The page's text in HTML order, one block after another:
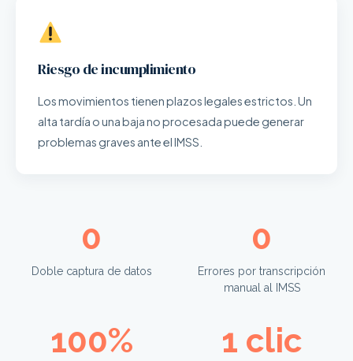
Riesgo de incumplimiento
Los movimientos tienen plazos legales estrictos. Un
alta tardía o una baja no procesada puede generar
problemas graves ante el IMSS.
0
Doble captura de datos
0
Errores por transcripción
manual al IMSS
100% 1 clic